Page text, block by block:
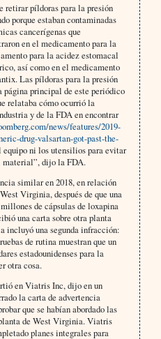
retirar píldoras para la presión
porque estaban contaminadas
cancerígenas que
en el medicamento para la
para la acidez estomacal
así como en el medicamento
Las píldoras para la presión
principal de este periódico
relataba cómo ocurrió la
y de la FDA en encontrar
news/features/2019-
drug-valsartan-got-past-the-
ni los utensilios para evitar
material”, dijo la FDA.
similar en 2018, en relación
Virginia, después de que una
de cápsulas de loxapina
una carta sobre otra planta
incluyó una segunda infracción:
de rutina muestran que un
estadounidenses para la
otra cosa.
en Viatris Inc, dijo en un
la carta de advertencia
que se habían abordado las
de West Virginia. Viatris
planes integrales para